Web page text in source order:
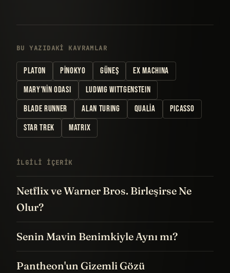
BU YAZIDAKI KAVRAMLAR
PLATON PINOKYO GÜNEŞ
EX MACHINA
MARY'NIN ODASI
LUDWIG WITTGENSTEIN
BLADE RUNNER
ALAN TURING QUALIA
PICASSO
STAR TREK
MATRIX
İLGILI IÇERIK
Netflix ve Warner Bros. Birleşirse Ne
Olur?
Senin Mavin Benimkiyle Aynı mı?
Pantheon'un Gizemli Gözü